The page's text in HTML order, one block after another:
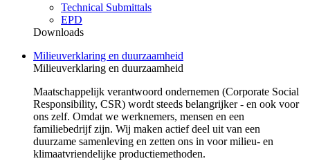
Technical Submittals
EPD
Downloads
Milieuverklaring en duurzaamheid
Milieuverklaring en duurzaamheid
Maatschappelijk verantwoord ondernemen (Corporate Social
Responsibility, CSR) wordt steeds belangrijker - en ook voor
ons zelf. Omdat we werknemers, mensen en een
familiebedrijf zijn. Wij maken actief deel uit van een
duurzame samenleving en zetten ons in voor milieu- en
klimaatvriendelijke productiemethoden.